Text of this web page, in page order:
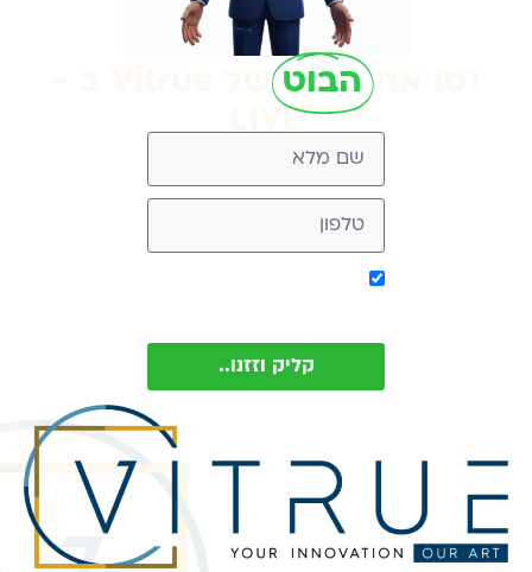
נסו את הבוט
LIVE
קליק וזזנו..